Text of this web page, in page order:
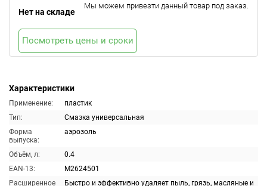
Характеристики
Применение:
пластик
Тип:
Смазка универсальная
Форма
выпуска:
аэрозоль
Объём, л:
0.4
EAN-13:
M2624501
Расширенное
Быстро и эффективно удаляет пыль, грязь, масляные и
Нет на складе
Мы можем привезти данный товар под заказ.
Посмотреть цены и сроки